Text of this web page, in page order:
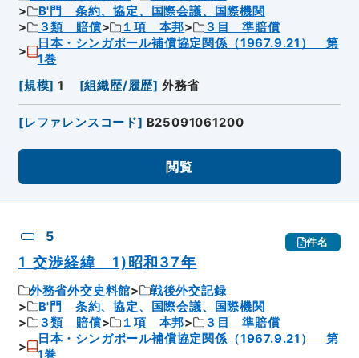
B'門 条約、協定、国際会議、国際機関
３類 賠償
１項 本邦
３目 準賠償
日本・シンガポール補償協定関係（1967.9.21） 第
1巻
[規模] 1 [組織歴/履歴] 外務省
[レファレンスコード] B25091061200
閲覧
5 件名
1 交渉経緯 1)昭和37年
外務省外交史料館
戦後外交記録
B'門 条約、協定、国際会議、国際機関
３類 賠償
１項 本邦
３目 準賠償
日本・シンガポール補償協定関係（1967.9.21） 第
1巻